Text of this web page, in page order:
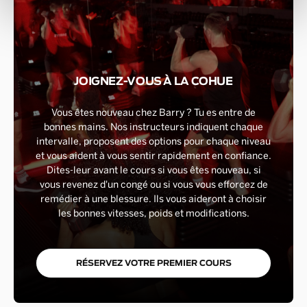
JOIGNEZ-VOUS À LA COHUE
Vous êtes nouveau chez Barry ? Tu es entre de
bonnes mains. Nos instructeurs indiquent chaque
intervalle, proposent des options pour chaque niveau
et vous aident à vous sentir rapidement en confiance.
Dites-leur avant le cours si vous êtes nouveau, si
vous revenez d'un congé ou si vous vous efforcez de
remédier à une blessure. Ils vous aideront à choisir
les bonnes vitesses, poids et modifications.
RÉSERVEZ VOTRE PREMIER COURS